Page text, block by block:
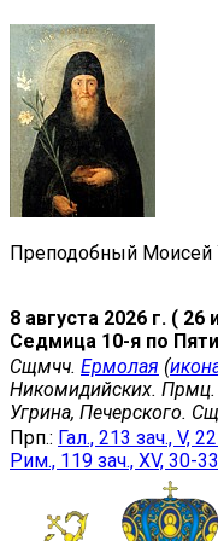
Преподобный Моисей
8 августа 2026 г. (
Седмица 10-я по
Сщмчч. Ермолая (
Никомидийских. Прмц.
Угрина, Печерского.
Прп.: Гал., 213 зач., V,
Рим., 119 зач., XV, 30-